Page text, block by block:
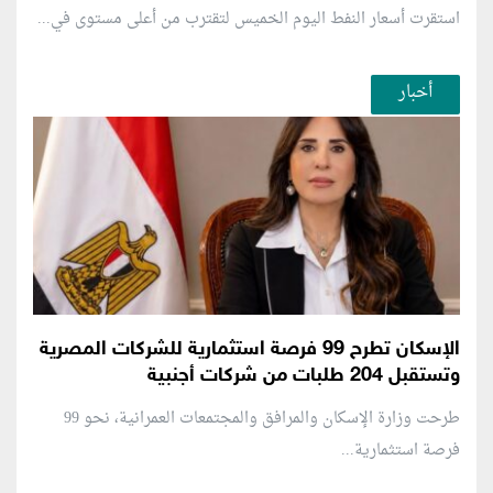
استقرت أسعار النفط اليوم الخميس لتقترب من أعلى مستوى في...
أخبار
الإسكان تطرح 99 فرصة استثمارية للشركات المصرية
وتستقبل 204 طلبات من شركات أجنبية
طرحت وزارة الإسكان والمرافق والمجتمعات العمرانية، نحو 99
فرصة استثمارية...